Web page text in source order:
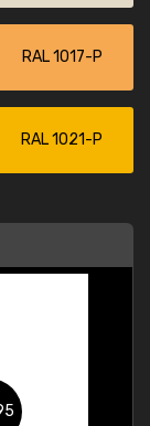
RAL 1017-P
RAL 1021-P